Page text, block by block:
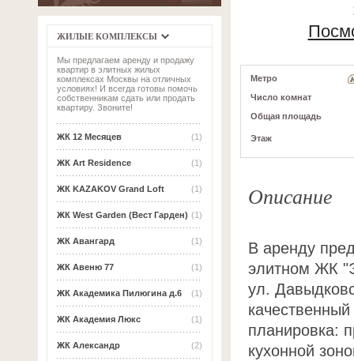
ЖИЛЫЕ КОМПЛЕКСЫ
Мы предлагаем аренду и продажу
квартир в элитных жилых
комплексах Москвы на отличных
условиях! И всегда готовы помочь
собственникам сдать или продать
квартиру. Звоните!
(1)
ЖК 12 Месяцев
(1)
ЖК Art Residence
(1)
ЖК KAZAKOV Grand Loft
(1)
ЖК West Garden (Вест Гарден)
(1)
ЖК Авангард
(1)
ЖК Авеню 77
(1)
ЖК Академика Пилюгина д.6
(1)
ЖК Академия Люкс
(2)
ЖК Александр
Метро
Число комнат
Общая площадь
Этаж
Описание
В аренду
элитном ЖК
ул.
планировка:
кухонной